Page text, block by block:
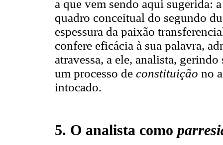
a que vem sendo aqui sugerida:
quadro conceitual do segundo
espessura da paixão
confere eficácia à sua palavra,
atravessa, a ele, analista,
um processo de constituição no
intocado.
5. O analista como